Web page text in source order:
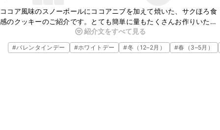
ココア風味のスノーボールにココアニブを加えて焼いた、サクほろ食
感のクッキーのご紹介です。とても簡単に量もたくさんお作りいただ
けますよ。おもてなしにもぴったりの一品です。ぜひ、この機会に
作ってみてくださいね。
紹介文をすべて見る
#バレンタインデー #ホワイトデー #冬（12–2月） #春（3–5月）